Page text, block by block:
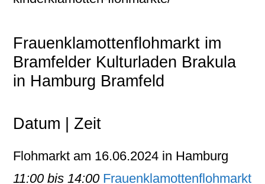
Frauenklamottenflohmarkt im
Bramfelder Kulturladen Brakula
in Hamburg Bramfeld
Datum | Zeit
Flohmarkt am 16.06.2024 in Hamburg
11:00 bis 14:00 Frauenklamottenflohmarkt